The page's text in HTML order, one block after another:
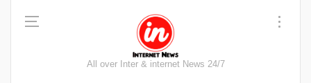
All over Inter & internet News 24/7